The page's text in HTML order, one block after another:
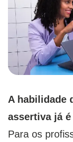
A habilidade
assertiva já
Para os